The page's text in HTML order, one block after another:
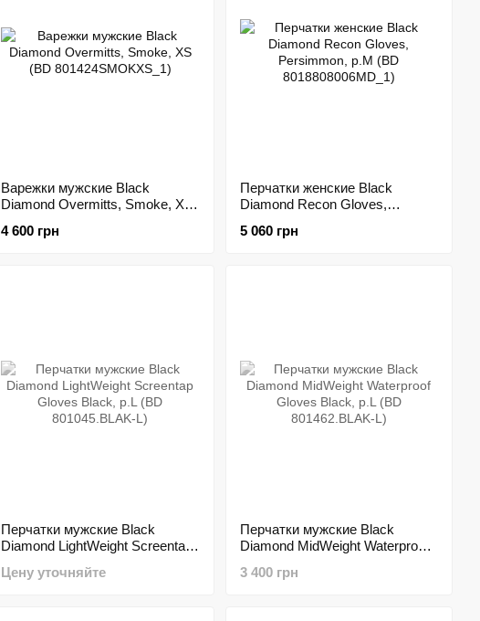
Варежки мужские Black
Diamond Overmitts, Smoke, XS
4 600 грн
Перчатки женские Black
Diamond Recon Gloves,
8018808006MD_1)
5 060 грн
Перчатки мужские Black
Diamond LightWeight Screentap
801045.BLAK-L)
Цену уточняйте
Перчатки мужские Black
Diamond MidWeight Waterproof
801462.BLAK-L)
3 400 грн